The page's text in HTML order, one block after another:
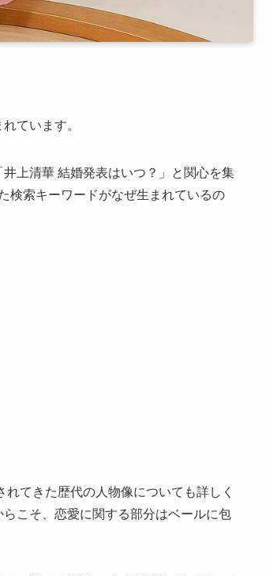
ています。
上清華 結婚発表はいつ？」と関心を集
検索キーワードがなぜ生まれているの
てきた歴代の人物像についても詳しく
こそ、恋愛に関する部分はベールに包